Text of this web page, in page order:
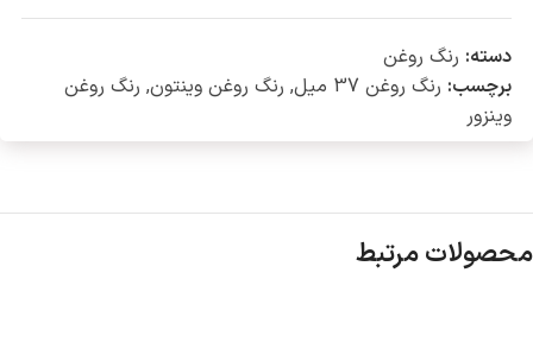
دسته: رنگ روغن
برچسب: رنگ روغن 37 میل , رنگ روغن وینتون, رنگ روغن
وینزور
محصولات مرتبط